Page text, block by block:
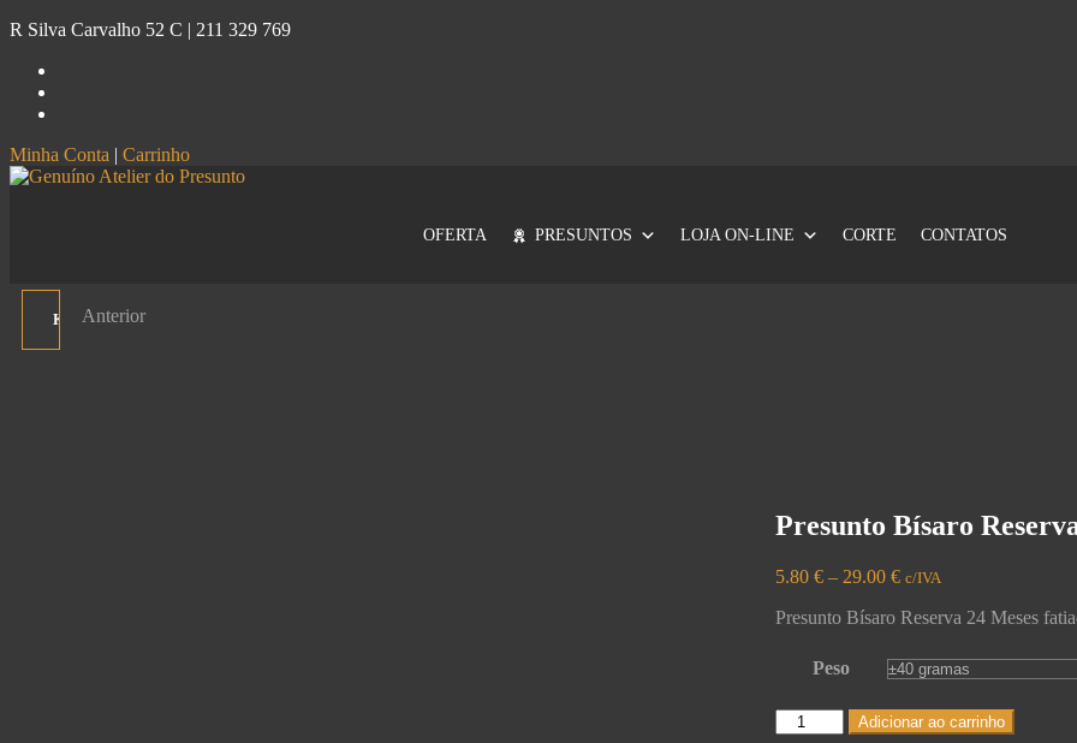
R Silva Carvalho 52 C | 211 329 769
Minha Conta | Carrinho
OFERTA PRESUNTOS LOJA ON-LINE CORTE CONTATOS
KIT PRESENTE GENUÍNO
Anterior
Presunto Bísaro
5.80€ – 29.00€ c/IVA
Presunto Bísaro Reserva 24 Meses
Peso
Adicionar ao carrinho